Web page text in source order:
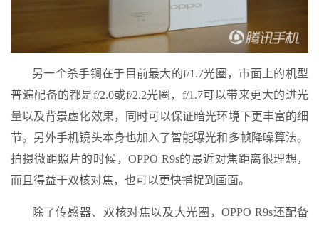
另一个杀手锏在于目前最大的f/1.7光圈，市面上的机型
普遍配备的都是f/2.0或f/2.2光圈，f/1.7可以带来更大的进光
量以及背景虚化效果，同时可以保证暗光环境下更丰富的细
节。另外手机镜头本身也加入了智能曝光和多帧降噪算法。
拍摄微距照片的时候，OPPO R9s的最近对焦距离很理想，
而且得益于双核对焦，也可以更快捕捉到画面。
除了传感器、双核对焦以及大光圈，OPPO R9s还配备